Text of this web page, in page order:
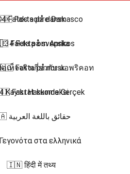
Fatos sobre Damasco
Fakta om Aprikos
ท็จจริงเกี่ยวกับ แอพริคอท
Hakkında Gerçek
Fakta på dansk
Fakta på svenska
Fakta på norsk
Faktat suomeksi
🇸🇦 حقائق باللغة العربية
στα ελληνικά
🇮🇳 हिंदी में तथ्य